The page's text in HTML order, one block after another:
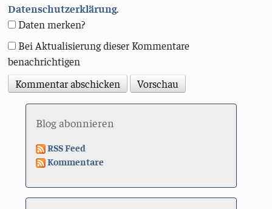
Datenschutzerklärung.
Daten merken?
Bei Aktualisierung dieser Kommentare
benachrichtigen
Blog abonnieren
RSS Feed
Kommentare